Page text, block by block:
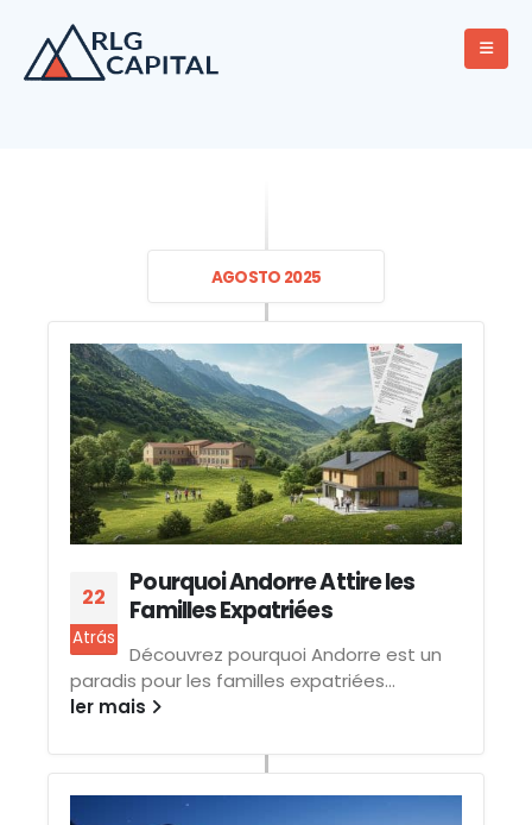
AGOSTO 2025
22
Atrás
Pourquoi Andorre Attire les
Familles Expatriées
Découvrez pourquoi Andorre est un
paradis pour les familles expatriées...
ler mais